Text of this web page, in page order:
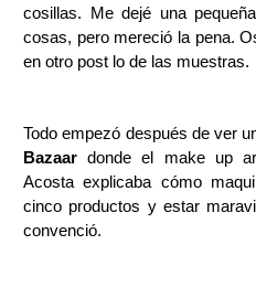
cosillas. Me dejé una
cosas, pero mereció la pena.
en otro post lo de las muestras.
Todo empezó después de ver
Bazaar donde el make up
Acosta explicaba cómo
cinco productos y estar
convenció.